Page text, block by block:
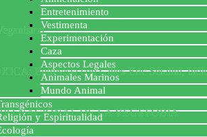
Entrevista con Gilles-Eric Séralini,
NACIONAL DE LA VEGEFOBIA
Entretenimiento
Vestimenta
Experimentación
Caza
Aspectos Legales
Animales Marinos
Mundo Animal
y Espiritualidad